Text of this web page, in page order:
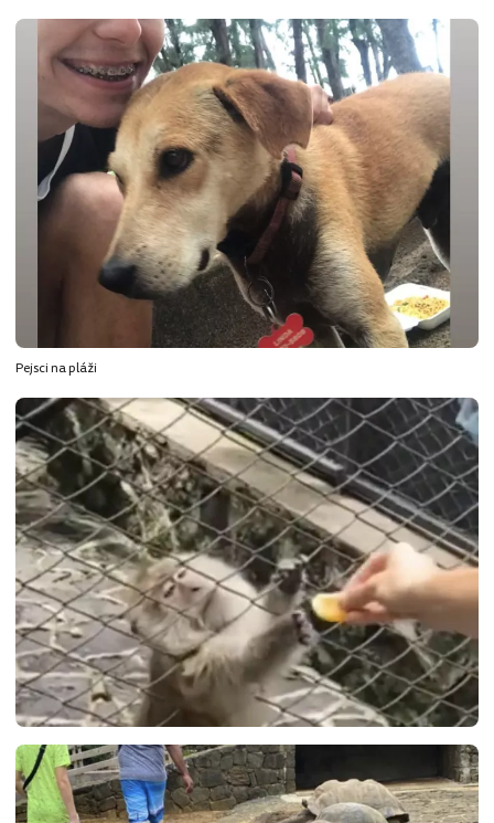
Pejsci na pláži